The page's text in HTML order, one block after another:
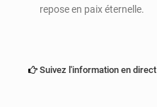
repose en paix éternelle.
Suivez l'information en